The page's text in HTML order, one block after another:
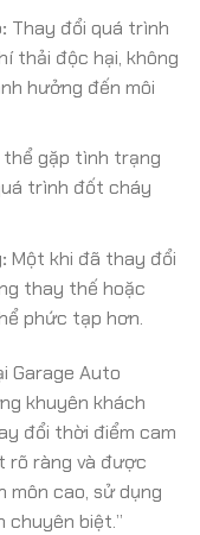
Thay đổi quá trình
thải độc hại, không
hưởng đến môi
thể gặp tình trạng
trình đốt cháy
Một khi đã thay đổi
thay thế hoặc
phức tạp hơn.
Garage Auto
khuyên khách
đổi thời điểm cam
rõ ràng và được
môn cao, sử dụng
chuyên biệt.”